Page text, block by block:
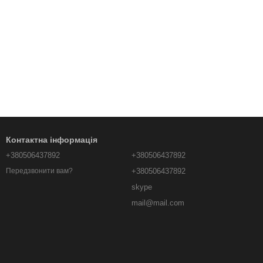
Контактна інформація
+380506437892
Передзвонити вам?
+380506437892
+380506437892
skype
mail@mail.com